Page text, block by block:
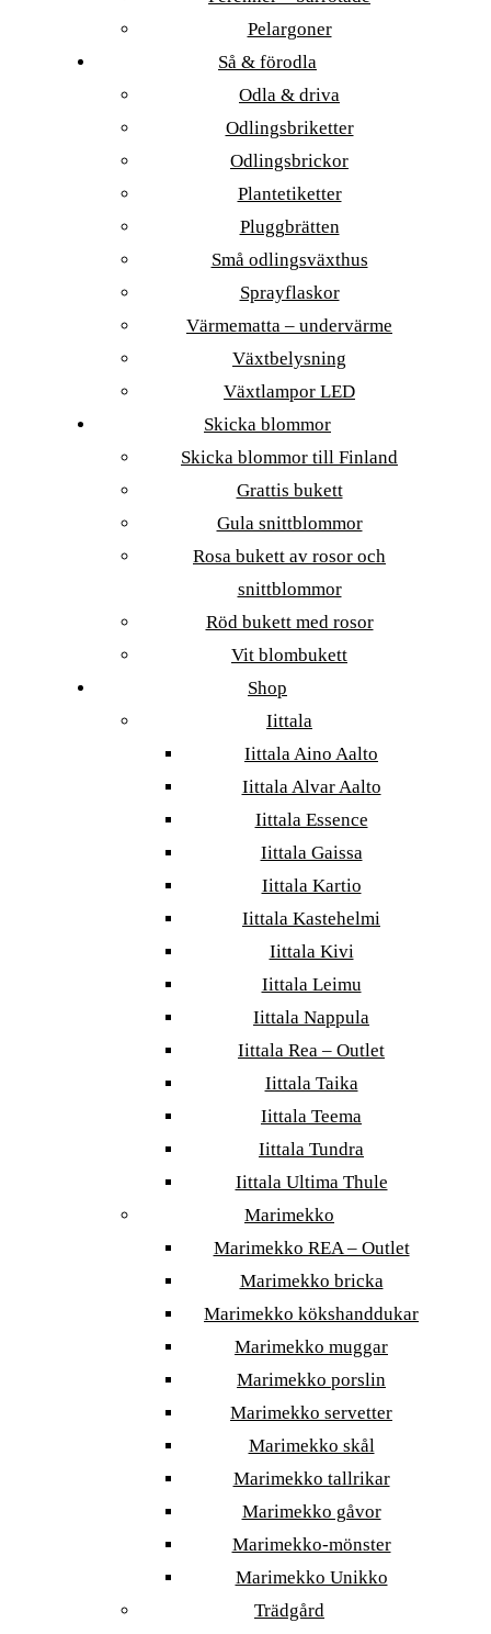
Pelargoner
Så & förodla
Odla & driva
Odlingsbriketter
Odlingsbrickor
Plantetiketter
Pluggbrätten
Små odlingsväxthus
Sprayflaskor
Värmematta – undervärme
Växtbelysning
Växtlampor LED
Skicka blommor
Skicka blommor till Finland
Grattis bukett
Gula snittblommor
Rosa bukett av rosor och
snittblommor
Röd bukett med rosor
Vit blombukett
Shop
Iittala
Iittala Aino Aalto
Iittala Alvar Aalto
Iittala Essence
Iittala Gaissa
Iittala Kartio
Iittala Kastehelmi
Iittala Kivi
Iittala Leimu
Iittala Nappula
Iittala Rea – Outlet
Iittala Taika
Iittala Teema
Iittala Tundra
Iittala Ultima Thule
Marimekko
Marimekko REA – Outlet
Marimekko bricka
Marimekko kökshanddukar
Marimekko muggar
Marimekko porslin
Marimekko servetter
Marimekko skål
Marimekko tallrikar
Marimekko gåvor
Marimekko-mönster
Marimekko Unikko
Trädgård